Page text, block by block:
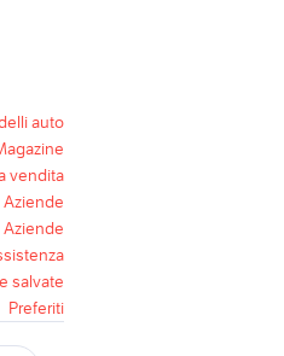
auto
vendita
salvate
Preferiti